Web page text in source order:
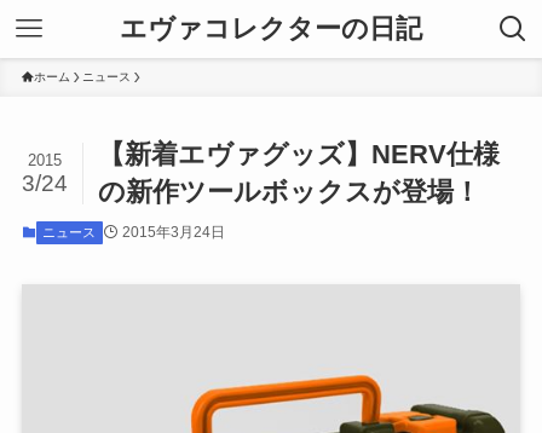
エヴァコレクターの日記
ホーム ニュース
【新着エヴァグッズ】NERV仕様
の新作ツールボックスが登場！
2015
3/24
ニュース 2015年3月24日